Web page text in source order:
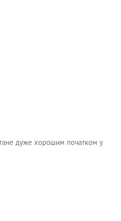
дуже хорошим початком у